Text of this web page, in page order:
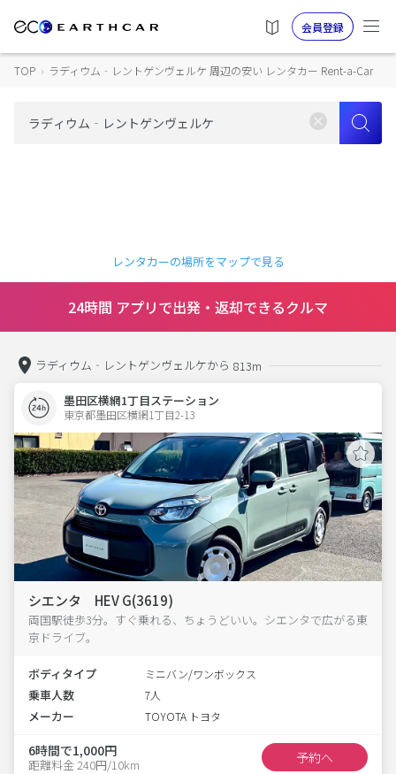
会員登録
TOP › ラディウム‐レントゲンヴェルケ 周辺の安い レンタカー Rent-a-Car
レンタカーの場所をマップで見る
24時間 アプリで出発・返却できるクルマ
ラディウム‐レントゲンヴェルケから 813m
墨田区横網1丁目ステーション
東京都墨田区横網1丁目2-13
シエンタ HEV G(3619)
両国駅徒歩3分。すぐ乗れる、ちょうどいい。シエンタで広がる東
京ドライブ。
ボディタイプ ミニバン/ワンボックス
乗車人数 7人
メーカー TOYOTA トヨタ
6時間で1,000円
距離料金 240円/10km 予約へ